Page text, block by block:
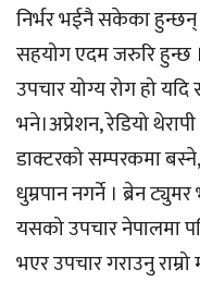
निर्भर भईनै सकेका हुन्छन्
सहयोग एदम जरुरि हुन्छ
उपचार योग्य रोग हो
भने।अप्रेशन, रेडियो
डाक्टरको सम्परकमा
धुम्रपान नगर्ने । ब्रेन
यसको उपचार नेपालमा
भएर उपचार गराउनु राम्रो